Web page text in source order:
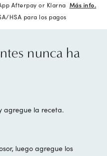
Afterpay or Klarna Más info.
HSA para los pagos
nunca ha
agregue la receta.
luego agregue los